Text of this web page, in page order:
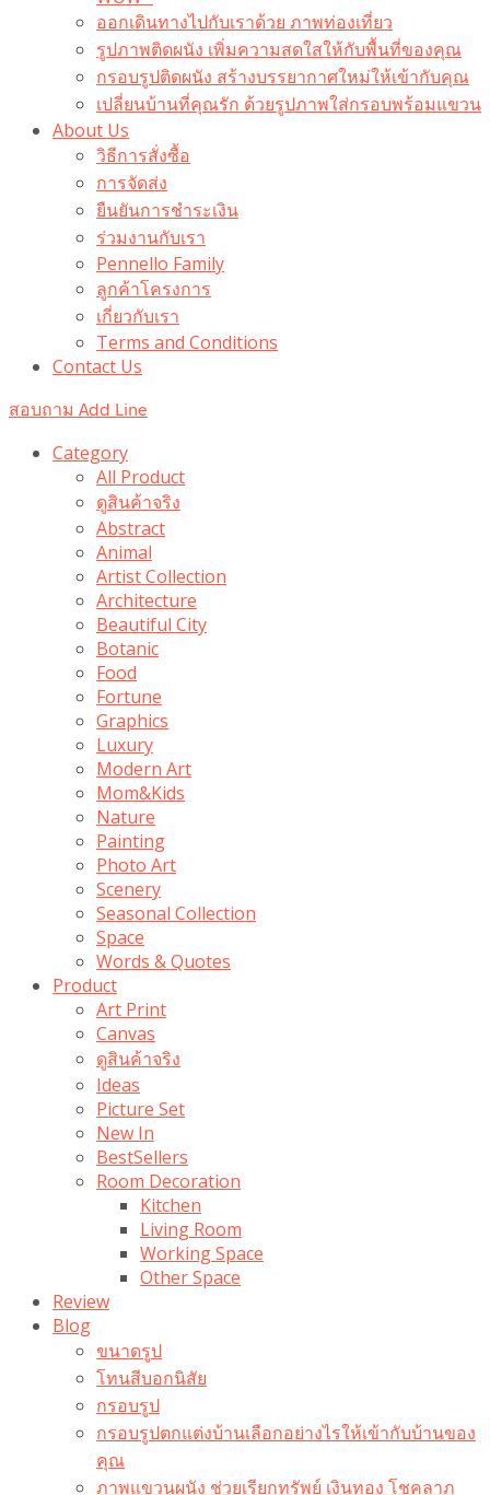
ออกเดินทางไปกับเราด้วย ภาพท่องเที่ยว
รูปภาพติดผนัง เพิ่มความสดใสให้กับพื้นที่ของคุณ
กรอบรูปติดผนัง สร้างบรรยากาศใหม่ให้เข้ากับคุณ
เปลี่ยนบ้านที่คุณรัก ด้วยรูปภาพใส่กรอบพร้อมแขวน​
About Us
วิธีการสั่งซื้อ
การจัดส่ง
ยืนยันการชำระเงิน
ร่วมงานกับเรา
Pennello Family
ลูกค้าโครงการ
เกี่ยวกับเรา
Terms and Conditions
Contact Us
สอบถาม Add Line
Category
All Product
ดูสินค้าจริง
Abstract
Animal
Artist Collection
Architecture
Beautiful City
Botanic
Food
Fortune
Graphics
Luxury
Modern Art
Mom&Kids
Nature
Painting
Photo Art
Scenery
Seasonal Collection
Space
Words & Quotes
Product
Art Print
Canvas
ดูสินค้าจริง
Ideas
Picture Set
New In
BestSellers
Room Decoration
Kitchen
Living Room
Working Space
Other Space
Review
Blog
ขนาดรูป
โทนสีบอกนิสัย
กรอบรูป
กรอบรูปตกแต่งบ้านเลือกอย่างไรให้เข้ากับบ้านของ
คุณ
ภาพแขวนผนัง ช่วยเรียกทรัพย์ เงินทอง โชคลาภ